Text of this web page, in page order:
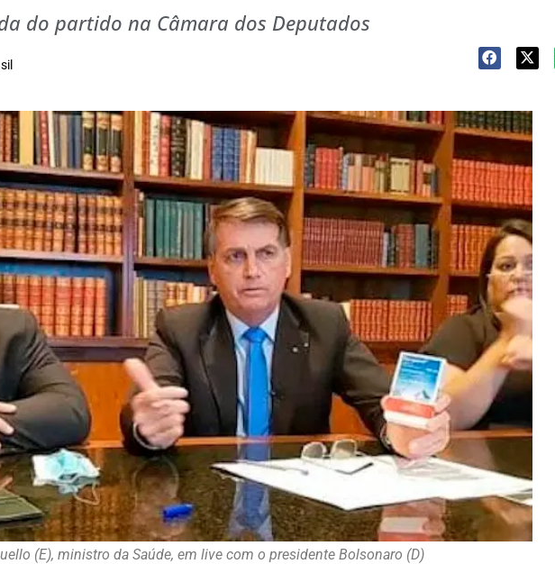
do partido na Câmara dos Deputados
(E), ministro da Saúde, em live com o presidente Bolsonaro (D)